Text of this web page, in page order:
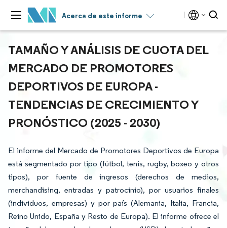
Acerca de este informe
TAMAÑO Y ANÁLISIS DE CUOTA DEL
MERCADO DE PROMOTORES
DEPORTIVOS DE EUROPA -
TENDENCIAS DE CRECIMIENTO Y
PRONÓSTICO (2025 - 2030)
El informe del Mercado de Promotores Deportivos de Europa
está segmentado por tipo (fútbol, tenis, rugby, boxeo y otros
tipos), por fuente de ingresos (derechos de medios,
merchandising, entradas y patrocinio), por usuarios finales
(individuos, empresas) y por país (Alemania, Italia, Francia,
Reino Unido, España y Resto de Europa). El informe ofrece el